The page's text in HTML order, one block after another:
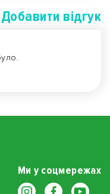
Добавити вiдгук
Ми у соцмережах